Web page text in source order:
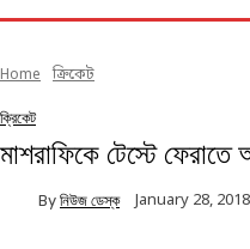
Home ক্রিকেট
ক্রিকেট
মাশরাফিকে টেস্টে
By নিউজ ডেস্ক January 28, 2018